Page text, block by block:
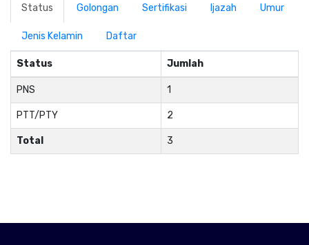
Status Golongan Sertifikasi Ijazah Umur
Jenis Kelamin Daftar
Status Jumlah
PNS 1
PTT/PTY 2
Total 3